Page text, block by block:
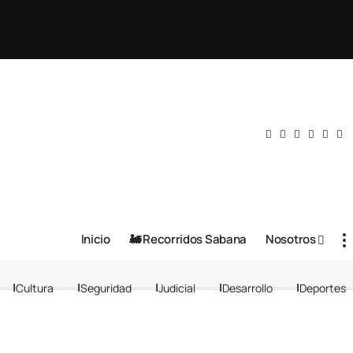
Inicio 🚂 Recorridos Sabana Nosotros
Cultura Seguridad Judicial Desarrollo Deportes